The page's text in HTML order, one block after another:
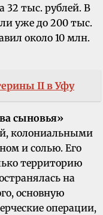
32 тыс. рублей. В
уже до 200 тыс.
около 10 млн.
II в Уфу
сыновья»
колониальны­ми
и со­лью. Его
территорию
на
основную
операции,